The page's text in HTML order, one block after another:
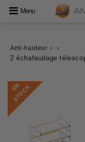
Menu
Ami-hauteur ›
›
2 échafaudage
E
N
S
T
O
C
K